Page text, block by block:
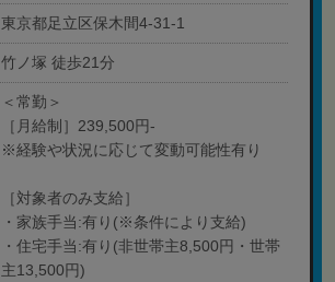
東京都足立区保木間4-31-1
竹ノ塚 徒歩21分
＜常勤＞
［月給制］239,500円-
※経験や状況に応じて変動可能性有り
［対象者のみ支給］
・家族手当:有り(※条件により支給)
・住宅手当:有り(非世帯主8,500円・世帯
主13,500円)